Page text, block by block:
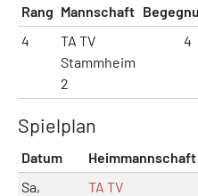
Rang Mannschaft
4
TA TV
Stammheim
2
4
Spielplan
Datum Heimmannschaft
Sa,
TA TV